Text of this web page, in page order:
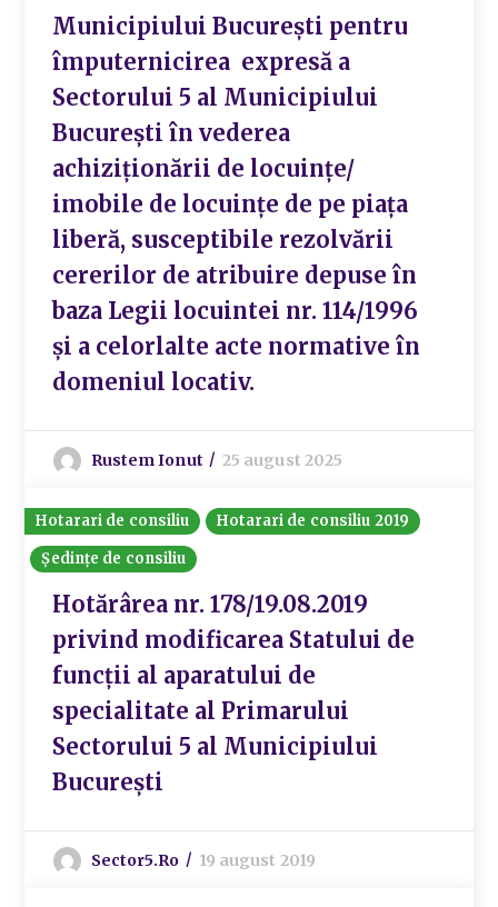
Municipiului București pentru
împuternicirea expresă a
Sectorului 5 al Municipiului
București în vederea
achiziţionării de locuinţe/
imobile de locuinţe de pe piaţa
liberă, susceptibile rezolvării
cererilor de atribuire depuse în
baza Legii locuintei nr. 114/1996
şi a celorlalte acte normative în
domeniul locativ.
Rustem Ionut 25 august 2025
Hotarari de consiliu
Hotarari de consiliu 2019
Ședințe de consiliu
Hotărârea nr. 178/19.08.2019
privind modificarea Statului de
funcții al aparatului de
specialitate al Primarului
Sectorului 5 al Municipiului
București
Sector5.ro 19 august 2019